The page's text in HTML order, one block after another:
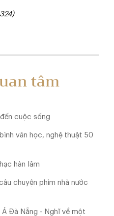
tâm
cuộc sống
văn học, nghệ thuật 50
hàn lâm
chuyện phim nhà nước
Á Đà Nẵng - Nghĩ về một